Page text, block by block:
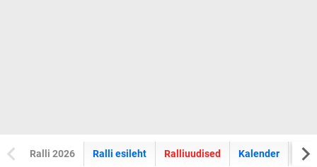
Ralli 2026 Ralli esileht Ralliuudised Kalender